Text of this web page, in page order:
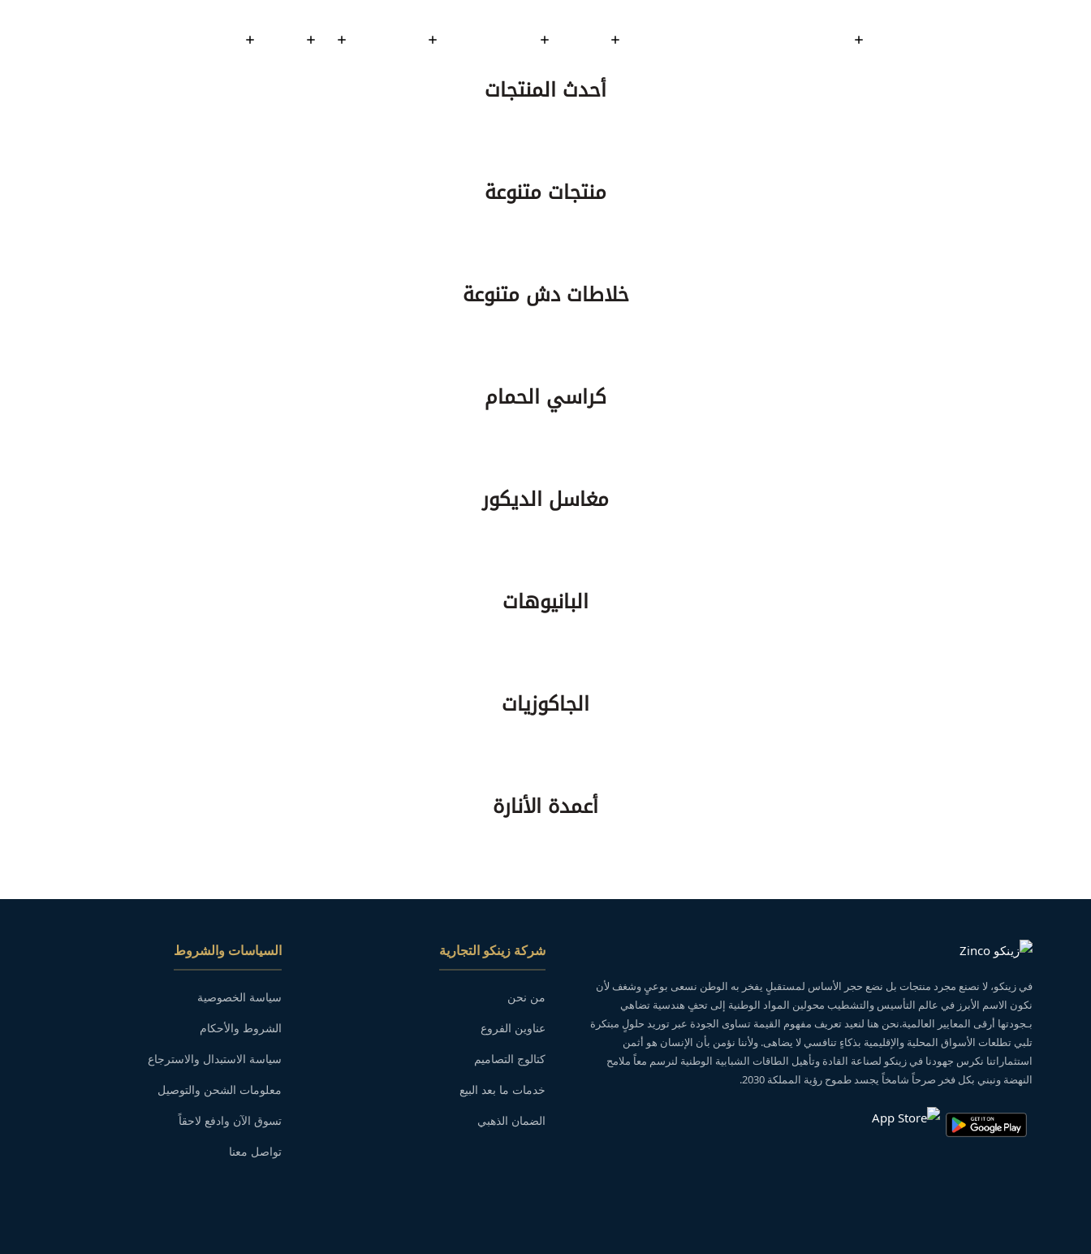
أحدث المنتجات
منتجات متنوعة
خلاطات دش متنوعة
كراسي الحمام
مغاسل الديكور
البانيوهات
الجاكوزيات
أعمدة الأنارة
في زينكو، لا نصنع مجرد منتجات بل نضع حجر الأساس لمستقبلٍ يفخر به الوطن نسعى بوعيٍ وشغف لأن
نكون الاسم الأبرز في عالم التأسيس والتشطيب محولين المواد الوطنية إلى تحفٍ هندسية تضاهي
بـجودتها أرقى المعايير العالمية.نحن هنا لنعيد تعريف مفهوم القيمة تساوى الجودة عبر توريد حلولٍ مبتكرة
تلبي تطلعات الأسواق المحلية والإقليمية بذكاءٍ تنافسي لا يضاهى. ولأننا نؤمن بأن الإنسان هو أثمن
استثماراتنا نكرس جهودنا في زينكو لصناعة القادة وتأهيل الطاقات الشبابية الوطنية لنرسم معاً ملامح
النهضة ونبني بكل فخر صرحاً شامخاً يجسد طموح رؤية المملكة 2030.
شركة زينكو التجارية
من نحن
عناوين الفروع
كتالوج التصاميم
خدمات ما بعد البيع
الضمان الذهبي
السياسات والشروط
سياسة الخصوصية
الشروط والأحكام
سياسة الاستبدال والاسترجاع
معلومات الشحن والتوصيل
تسوق الآن وادفع لاحقاً
تواصل معنا